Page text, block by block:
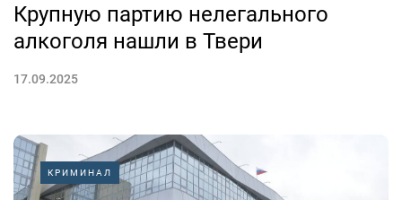
Крупную партию нелегального
алкоголя нашли в Твери
17.09.2025
КРИМИНАЛ